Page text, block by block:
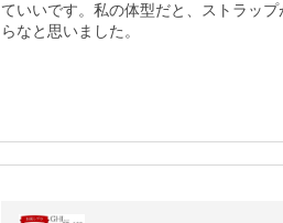
ていいです。私の体型だと、ストラッ
らなと思いました。